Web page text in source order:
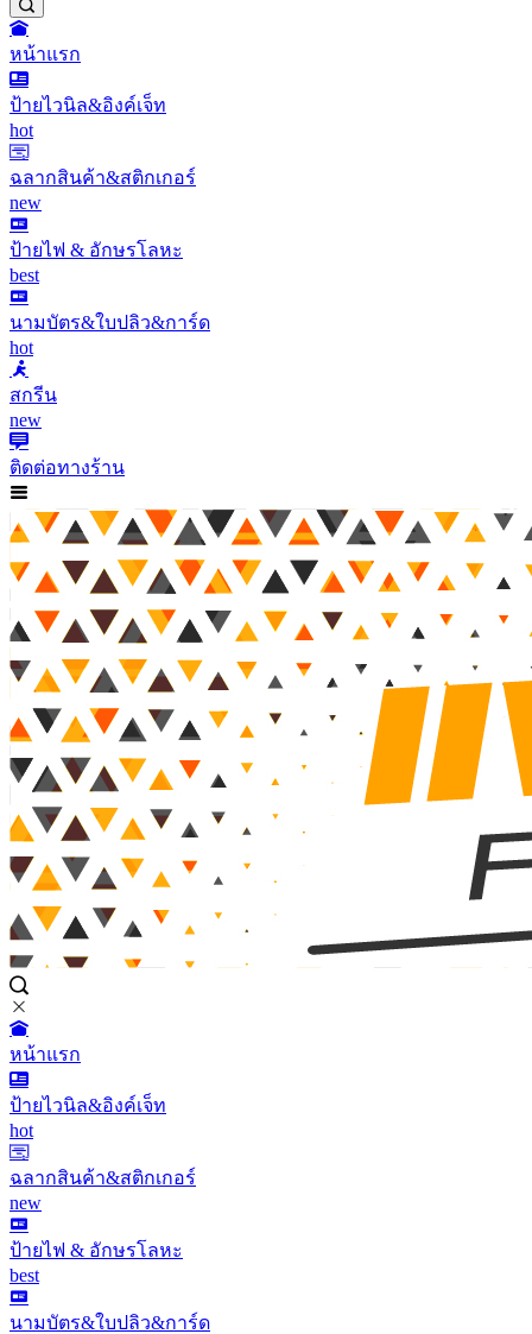
หน้าแรก
ป้ายไวนิล&อิงค์เจ็ท
hot
ฉลากสินค้า&สติกเกอร์
new
ป้ายไฟ & อักษรโลหะ
best
นามบัตร&ใบปลิว&การ์ด
hot
สกรีน
new
ติดต่อทางร้าน
หน้าแรก
ป้ายไวนิล&อิงค์เจ็ท
hot
ฉลากสินค้า&สติกเกอร์
new
ป้ายไฟ & อักษรโลหะ
best
นามบัตร&ใบปลิว&การ์ด